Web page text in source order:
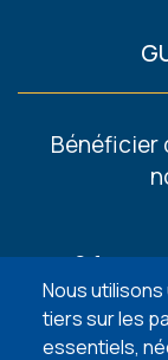
Nous
tiers sur les
essentiels,
Footer
Bénéficier
6
5 points